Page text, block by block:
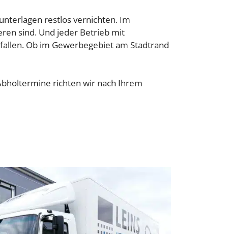
restlos vernichten. Im
sind. Und jeder Betrieb mit
Ob im Gewerbegebiet am Stadtrand
richten wir nach Ihrem